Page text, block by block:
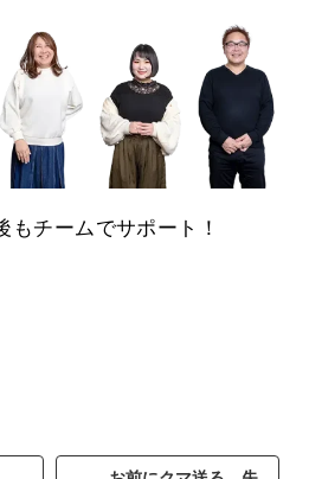
もチームでサポート！